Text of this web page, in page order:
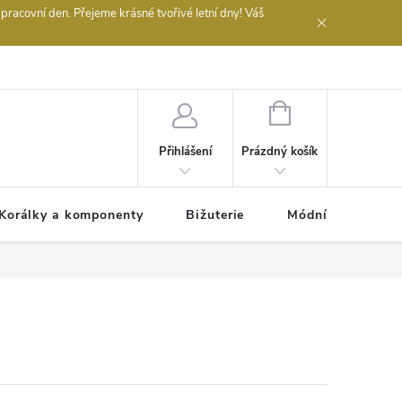
den. Přejeme krásné tvořivé letní dny! Váš
Přihlášení
NÁKUPNÍ
Prázdný košík
Korálky a komponenty Bižuterie Módní doplňky